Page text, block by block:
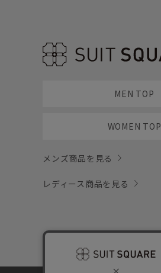
MEN TOP
WOMEN TOP
メンズ商品を見る
レディース商品を見る